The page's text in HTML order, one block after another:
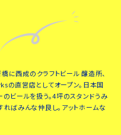
に西成のクラフトビール 醸造所、
直営店としてオープン。日本国
ビールを扱う。4坪のスタンドうみ
ばみんな仲良し。アットホームな